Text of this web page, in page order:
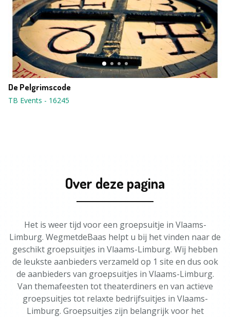
De Pelgrimscode
TB Events - 16245
Over deze pagina
Het is weer tijd voor een groepsuitje in Vlaams-
Limburg. WegmetdeBaas helpt u bij het vinden naar de
geschikt groepsuitjes in Vlaams-Limburg. Wij hebben
de leukste aanbieders verzameld op 1 site en dus ook
de aanbieders van groepsuitjes in Vlaams-Limburg.
Van themafeesten tot theaterdiners en van actieve
groepsuitjes tot relaxte bedrijfsuitjes in Vlaams-
Limburg. Groepsuitjes zijn belangrijk voor het